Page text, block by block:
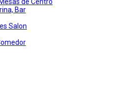
Mesas de Centro
Bar
Salon